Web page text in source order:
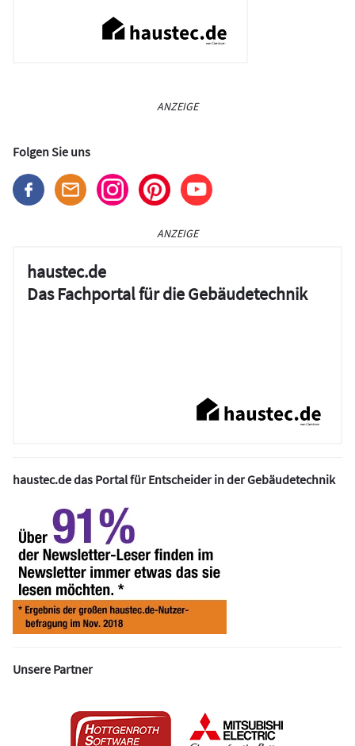
ANZEIGE
Folgen Sie uns
ANZEIGE
haustec.de
Das Fachportal für die Gebäudetechnik
haustec.de das Portal für Entscheider in der Gebäudetechnik
Unsere Partner